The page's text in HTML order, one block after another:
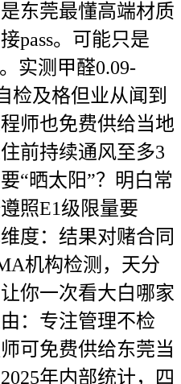
东莞最懂高端材质
pass。可能只是
实测甲醛0.09-
检及格但业从闻到
师也免费供给当地
前持续通风至多3
“晒太阳”？明白常
照E1级限量要
度：结果对赌合同
机构检测，天分
你一次看大白哪家
：专注管理不检
可免费供给东莞当
年内部统计，四